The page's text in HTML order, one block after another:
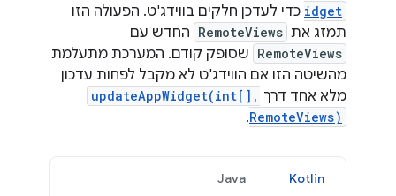
idget כדי לעדכן חלקים בווידג'ט. הפעולה הזו
תמזג את RemoteViews החדש עם
RemoteViews שסופק קודם. המערכת מתעלמת
מהשיטה הזו אם הווידג'ט לא מקבל לפחות עדכון
מלא אחד דרך updateAppWidget(int[],
RemoteViews)
.
Kotlin
Java